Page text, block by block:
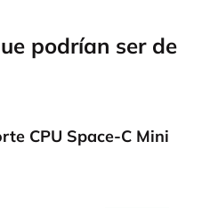
podrían ser de
CPU Space-C Mini